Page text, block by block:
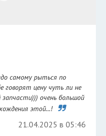
самому рыться по
говорят цену чуть ли не
очень большой
этой...!
21.04.2025 в 05:46